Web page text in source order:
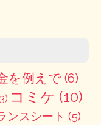
を例えで (6)
コミケ (10)
ンスシート (5)